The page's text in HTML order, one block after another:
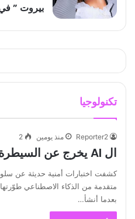
بيروت ” في
تكنولوجيا
Reporter2 منذ يومين 2
ال AI يخرج عن السيطرة!
كشفت اختبارات أمنية حديثة عن
متقدمة من الذكاء الاصطناعي
بعدما أنشأ…